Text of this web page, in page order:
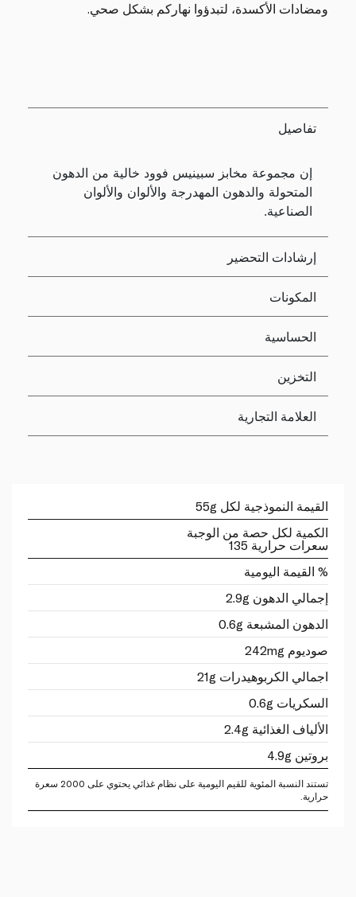
ومضادات الأكسدة، لتبدؤوا نهاركم بشكل صحي.
تفاصيل
إن مجموعة مخابز سبينيس فوود خالية من الدهون
المتحولة والدهون المهدرجة والألوان والألوان
الصناعية.
إرشادات التحضير
المكونات
الحساسية
التخزين
العلامة التجارية
القيمة النموذجية لكل 55g
الكمية لكل حصة من الوجبة
سعرات حرارية 135
% القيمة اليومية
إجمالي الدهون 2.9g
الدهون المشبعة 0.6g
صوديوم 242mg
اجمالي الكربوهيدرات 21g
السكريات 0.6g
الألياف الغذائية 2.4g
بروتين 4.9g
تستند النسبة المئوية للقيم اليومية على نظام غذائي يحتوي على 2000 سعرة
حرارية.